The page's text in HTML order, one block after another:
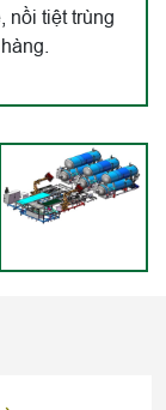
nồi tiệt trùng